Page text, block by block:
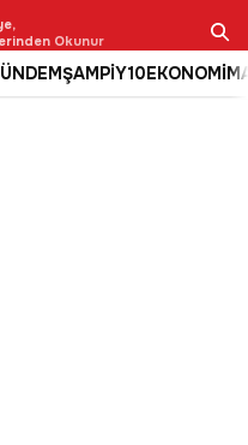
Okunur
ŞAMPİY10EKONOMİ
Ara